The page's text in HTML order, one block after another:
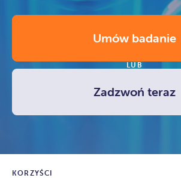
Umów badanie
LUB
Zadzwoń teraz
KORZYŚCI